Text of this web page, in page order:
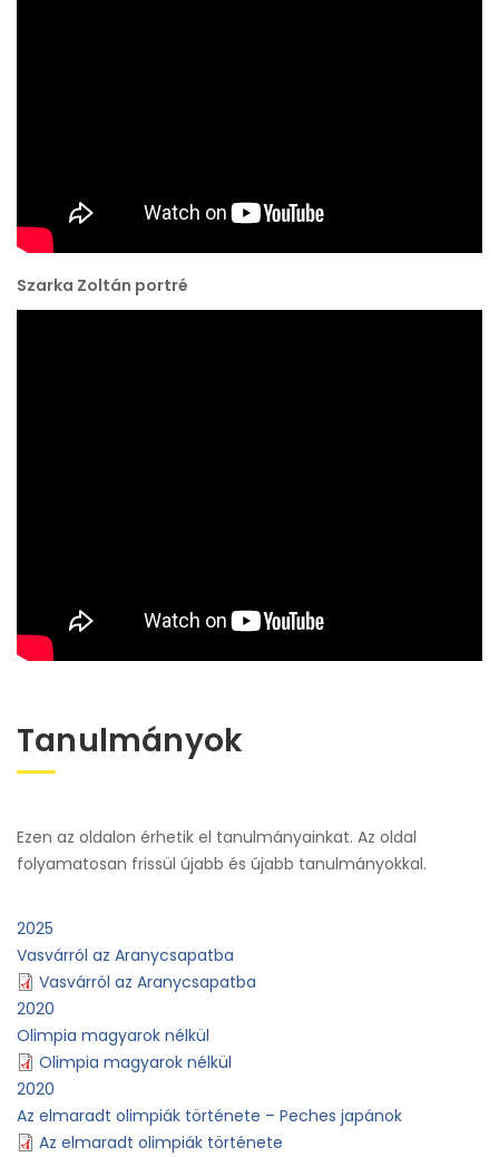
Szarka Zoltán portré
Tanulmányok
Ezen az oldalon érhetik el tanulmányainkat. Az oldal
folyamatosan frissül újabb és újabb tanulmányokkal.
2025
Vasvárról az Aranycsapatba
Vasvárról az Aranycsapatba
2020
Olimpia magyarok nélkül
Olimpia magyarok nélkül
2020
Az elmaradt olimpiák története – Peches japánok
Az elmaradt olimpiák története